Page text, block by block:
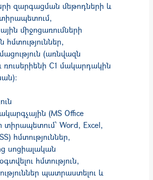
զարգացման մեթոդների և
միջոցառումների
(առնվազն
ռուսերիենի C1 մակարդակին
(MS Office
Word, Excel,
հմտություններ,
սոցիալական
հմտություն,
պատրաստելու և